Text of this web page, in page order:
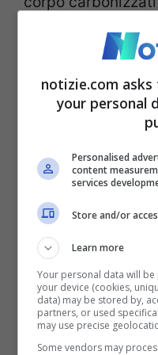
dalla casa sotto
averla uccisa
corpo. Barreca fu
confessione
disse.
Il muratore era un
per mesi aveva
evangelica per
e aveva una
notizie.com
your personal
Personalised
content
services
Store and/or
Learn more
Your personal data will
your device (cookies,
data) may be stored by,
partners, or used
may use precise
Some vendors may